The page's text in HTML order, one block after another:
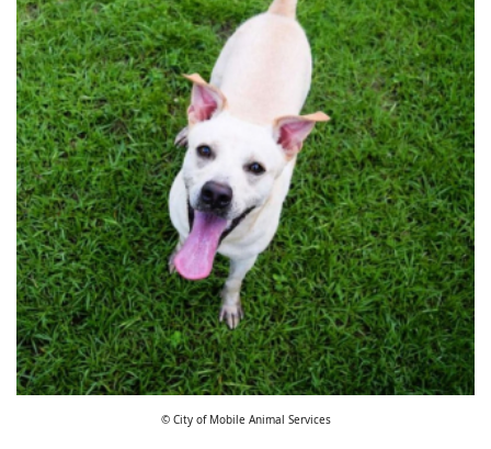
© City of Mobile Animal Services